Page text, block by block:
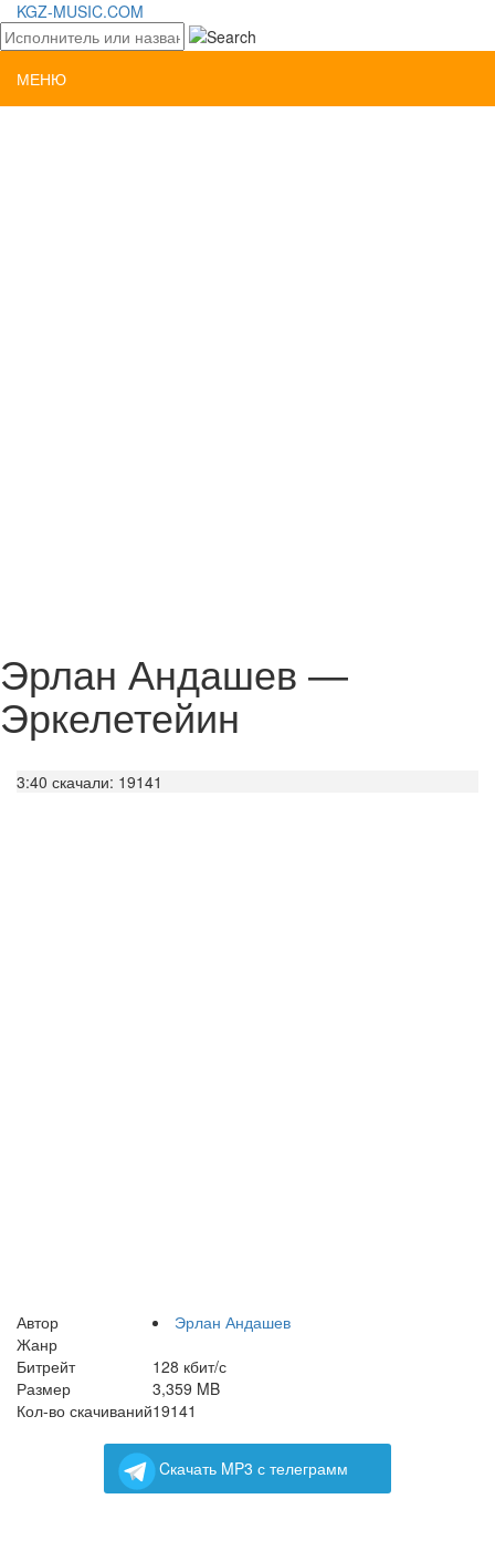
KGZ-MUSIC.COM
МЕНЮ
Эрлан Андашев —
Эркелетейин
3:40 скачали: 19141
Автор
Эрлан Андашев
Жанр
Битрейт
128 кбит/с
Размер
3,359 MB
Кол-во скачиваний19141
Cкачать MP3 с телеграмм